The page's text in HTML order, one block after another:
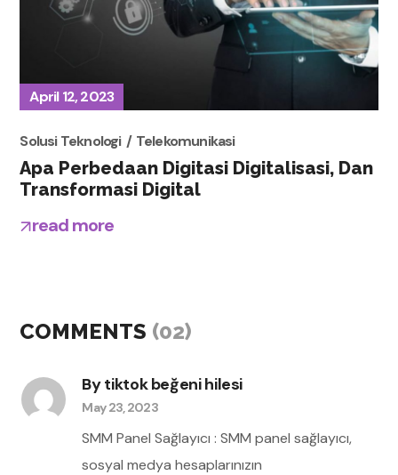
April 12, 2023
Solusi Teknologi Telekomunikasi
Apa Perbedaan Digitasi Digitalisasi, Dan
Transformasi Digital
read more
COMMENTS (02)
Bytiktok beğeni hilesi
May 23, 2023
SMM Panel Sağlayıcı : SMM panel sağlayıcı,
sosyal medya hesaplarınızın